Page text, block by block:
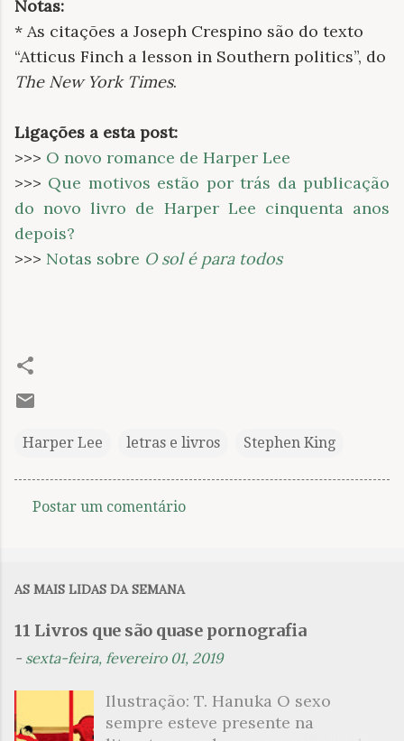
Notas:
* As citações a Joseph Crespino são do texto
“Atticus Finch a lesson in Southern politics”, do
The New York Times.
Ligações a esta post:
>>> O novo romance de Harper Lee
>>> Que motivos estão por trás da publicação
do novo livro de Harper Lee cinquenta anos
depois?
>>> Notas sobre O sol é para todos
Harper Lee letras e livros Stephen King
n
t
i
Postar um comentário
AS MAIS LIDAS DA SEMANA
11 Livros que são quase pornografia
- sexta-feira, fevereiro 01, 2019
Ilustração: T. Hanuka O sexo
sempre esteve presente na